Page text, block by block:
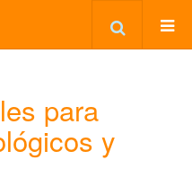
para
y